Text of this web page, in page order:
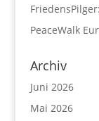
PeaceWalk
Archiv
Juni 2026
Mai 2026